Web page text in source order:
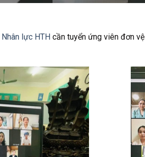
Nhân lực HTHcần tuyển ứng viên đơn